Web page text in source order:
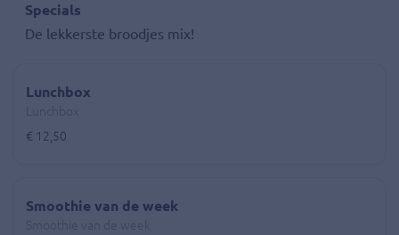
Specials
De lekkerste broodjes mix!
Lunchbox
€ 12,50
Smoothie van de week